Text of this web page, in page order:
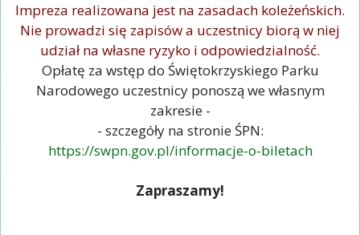
Impreza realizowana jest na zasadach koleżeńskich.
Nie prowadzi się zapisów a uczestnicy biorą w niej
udział na własne ryzyko i odpowiedzialność.
Opłatę za wstęp do Świętokrzyskiego Parku
Narodowego uczestnicy ponoszą we własnym
zakresie -
- szczegóły na stronie ŚPN:
https://swpn.gov.pl/informacje-o-biletach
Zapraszamy!